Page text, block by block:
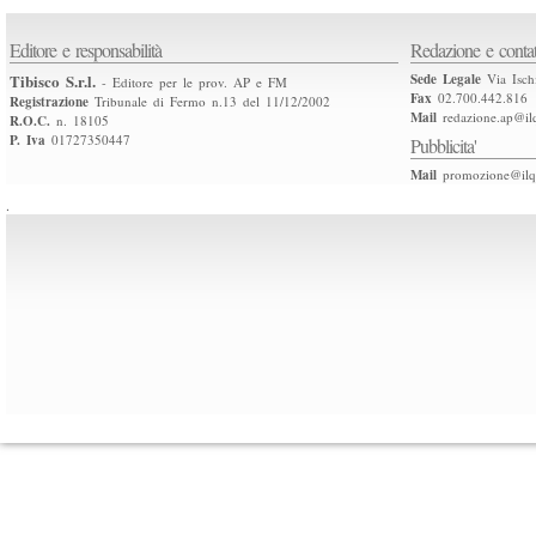
Editore e responsabilità
Tibisco S.r.l. - Editore per le prov. AP e FM
Registrazione Tribunale di Fermo n.13 del 11/12/2002
R.O.C. n. 18105
P. Iva 01727350447
Redazione e
Sede Legale Via
Fax 02.700.442.816
Mail
Pubblicita'
Mail
.